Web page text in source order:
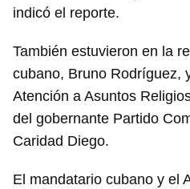
indicó el reporte.
También estuvieron en la
cubano, Bruno Rodríguez,
Atención a Asuntos
del gobernante Partido
Caridad Diego.
El mandatario cubano y el